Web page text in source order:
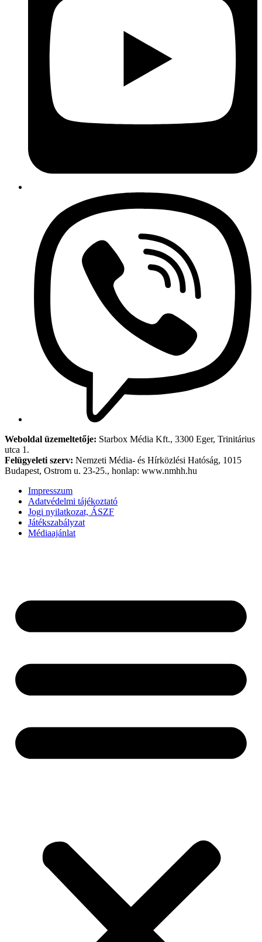
Weboldal üzemeltetője: Starbox Média Kft., 3300 Eger, Trinitárius
utca 1.
Felügyeleti szerv: Nemzeti Média- és Hírközlési Hatóság, 1015
Budapest, Ostrom u. 23-25., honlap: www.nmhh.hu
Impresszum
Adatvédelmi tájékoztató
Jogi nyilatkozat, ÁSZF
Játékszabályzat
Médiaajánlat